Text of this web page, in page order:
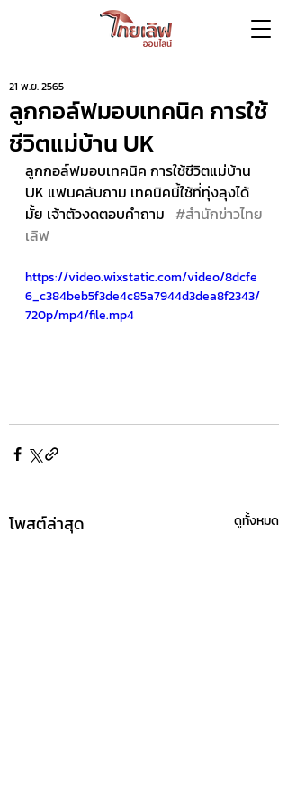
ลูกกอล์ฟมอบเทคนิค การใช้
ชีวิตแม่บ้าน UK
21 พ.ย. 2565
ลูกกอล์ฟมอบเทคนิค การใช้ชีวิตแม่บ้าน
UK แฟนคลับถาม เทคนิคนี้ใช้ที่ทุ่งลุงได้
มั้ย เจ้าตัวงดตอบคำถาม #สำนักข่าวไทย
เลิฟ
https://video.wixstatic.com/video/8dcfe
6_c384beb5f3de4c85a7944d3dea8f2343/
720p/mp4/file.mp4
โพสต์ล่าสุด ดูทั้งหมด